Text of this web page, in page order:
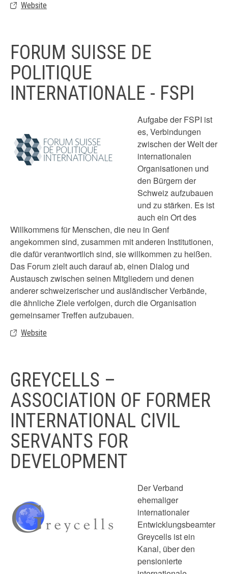
Website
FORUM SUISSE DE
POLITIQUE
INTERNATIONALE - FSPI
Aufgabe der FSPI ist
es, Verbindungen
zwischen der Welt der
internationalen
Organisationen und
den Bürgern der
Schweiz aufzubauen
und zu stärken. Es ist
auch ein Ort des
Willkommens für Menschen, die neu in Genf
angekommen sind, zusammen mit anderen Institutionen,
die dafür verantwortlich sind, sie willkommen zu heißen.
Das Forum zielt auch darauf ab, einen Dialog und
Austausch zwischen seinen Mitgliedern und denen
anderer schweizerischer und ausländischer Verbände,
die ähnliche Ziele verfolgen, durch die Organisation
gemeinsamer Treffen aufzubauen.
Website
GREYCELLS –
ASSOCIATION OF FORMER
INTERNATIONAL CIVIL
SERVANTS FOR
DEVELOPMENT
Der Verband
ehemaliger
internationaler
Entwicklungsbeamter
Greycells ist ein
Kanal, über den
pensionierte